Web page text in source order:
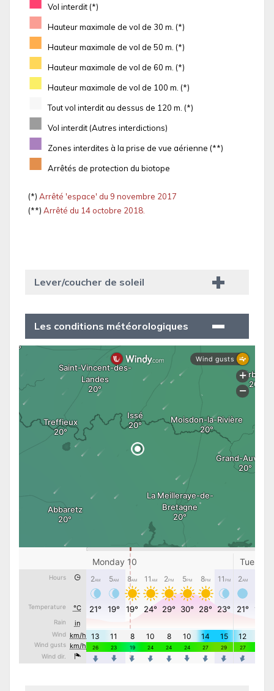
Vol interdit (*)
■ Hauteur maximale de vol de 30 m. (*)
■ Hauteur maximale de vol de 50 m. (*)
■ Hauteur maximale de vol de 60 m. (*)
■ Hauteur maximale de vol de 100 m. (*)
Tout vol interdit au dessus de 120 m. (*)
■ Vol interdit (Autres interdictions)
■ Zones interdites à la prise de vue aérienne (**)
■ Arrêtés de protection du biotope
(*) Arrêté 'espace' du 9 novembre 2017
(**) Arrêté du 14 octobre 2018.
Lever/coucher de soleil
Les conditions météorologiques